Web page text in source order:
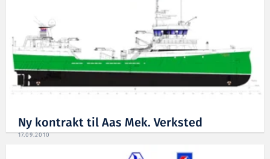
Ny kontrakt til Aas Mek. Verksted
17.09.2010